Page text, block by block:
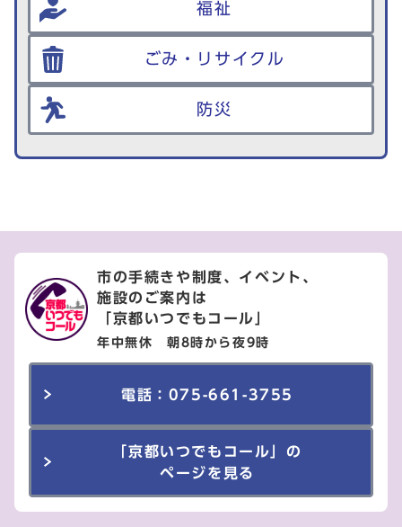
福祉
ごみ・リサイクル
防災
市の手続きや制度、イベント、
施設のご案内は
「京都いつでもコール」
年中無休 朝8時から夜9時
電話：075-661-3755
「京都いつでもコール」の
ページを見る